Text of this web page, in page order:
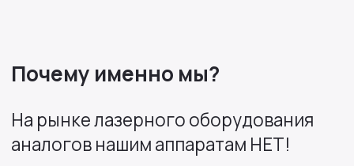
Почему именно мы?
На рынке лазерного оборудования
аналогов нашим аппаратам НЕТ!